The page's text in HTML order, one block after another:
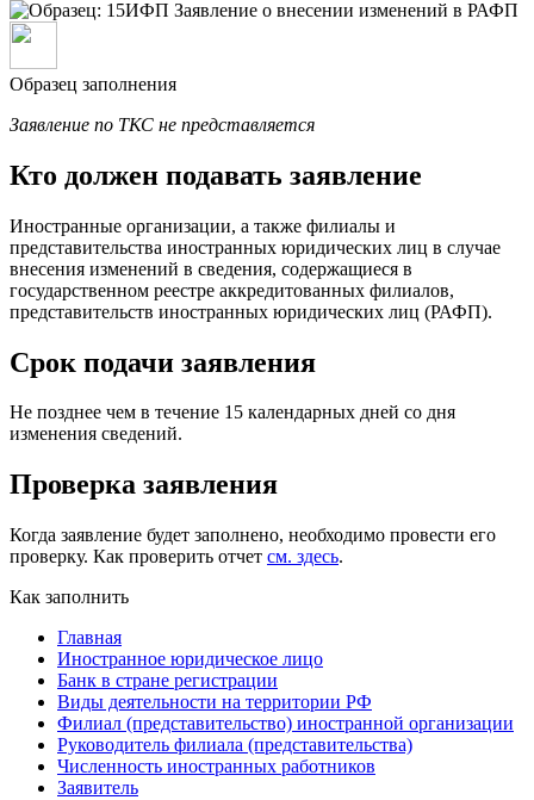
Образец заполнения
Заявление по ТКС не представляется
Кто должен подавать заявление
Иностранные организации, а также филиалы и
представительства иностранных юридических лиц в случае
внесения изменений в сведения, содержащиеся в
государственном реестре аккредитованных филиалов,
представительств иностранных юридических лиц (РАФП).
Срок подачи заявления
Не позднее чем в течение 15 календарных дней со дня
изменения сведений.
Проверка заявления
Когда заявление будет заполнено, необходимо провести его
проверку. Как проверить отчет см. здесь.
Как заполнить
Главная
Иностранное юридическое лицо
Банк в стране регистрации
Виды деятельности на территории РФ
Филиал (представительство) иностранной организации
Руководитель филиала (представительства)
Численность иностранных работников
Заявитель